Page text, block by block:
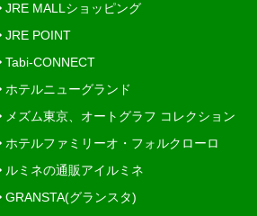
JRE MALLショッピング
JRE POINT
Tabi-CONNECT
ホテルニューグランド
メズム東京、オートグラフ コレクション
ホテルファミリーオ・フォルクローロ
ルミネの通販アイルミネ
GRANSTA(グランスタ)